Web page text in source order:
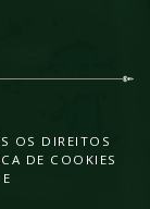
OS DIREITOS
DE COOKIES